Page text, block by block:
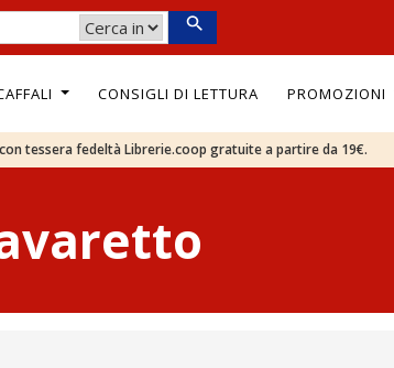
CONSIGLI DI LETTURA PROMOZIONI
tessera fedeltà Librerie.coop gratuite a partire da 19€.